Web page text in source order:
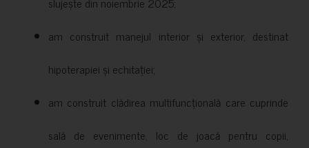
am construit manejul interior și exterior, destinat
hipoterapiei și echitației;
am construit clădirea multifuncțională care cuprinde
sală de evenimente, loc de joacă pentru copii,